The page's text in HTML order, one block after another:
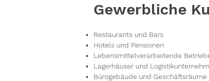
Gewerbliche
Restaurants und Bars
Hotels und Pensionen
Lebensmittelverarbeitende
Lagerhäuser und
Bürogebäude und Geschäftsräume